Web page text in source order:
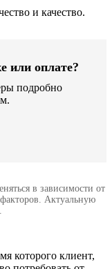
и качество.
или оплате?
подробно
в зависимости от
Актуальную
которого клиент,